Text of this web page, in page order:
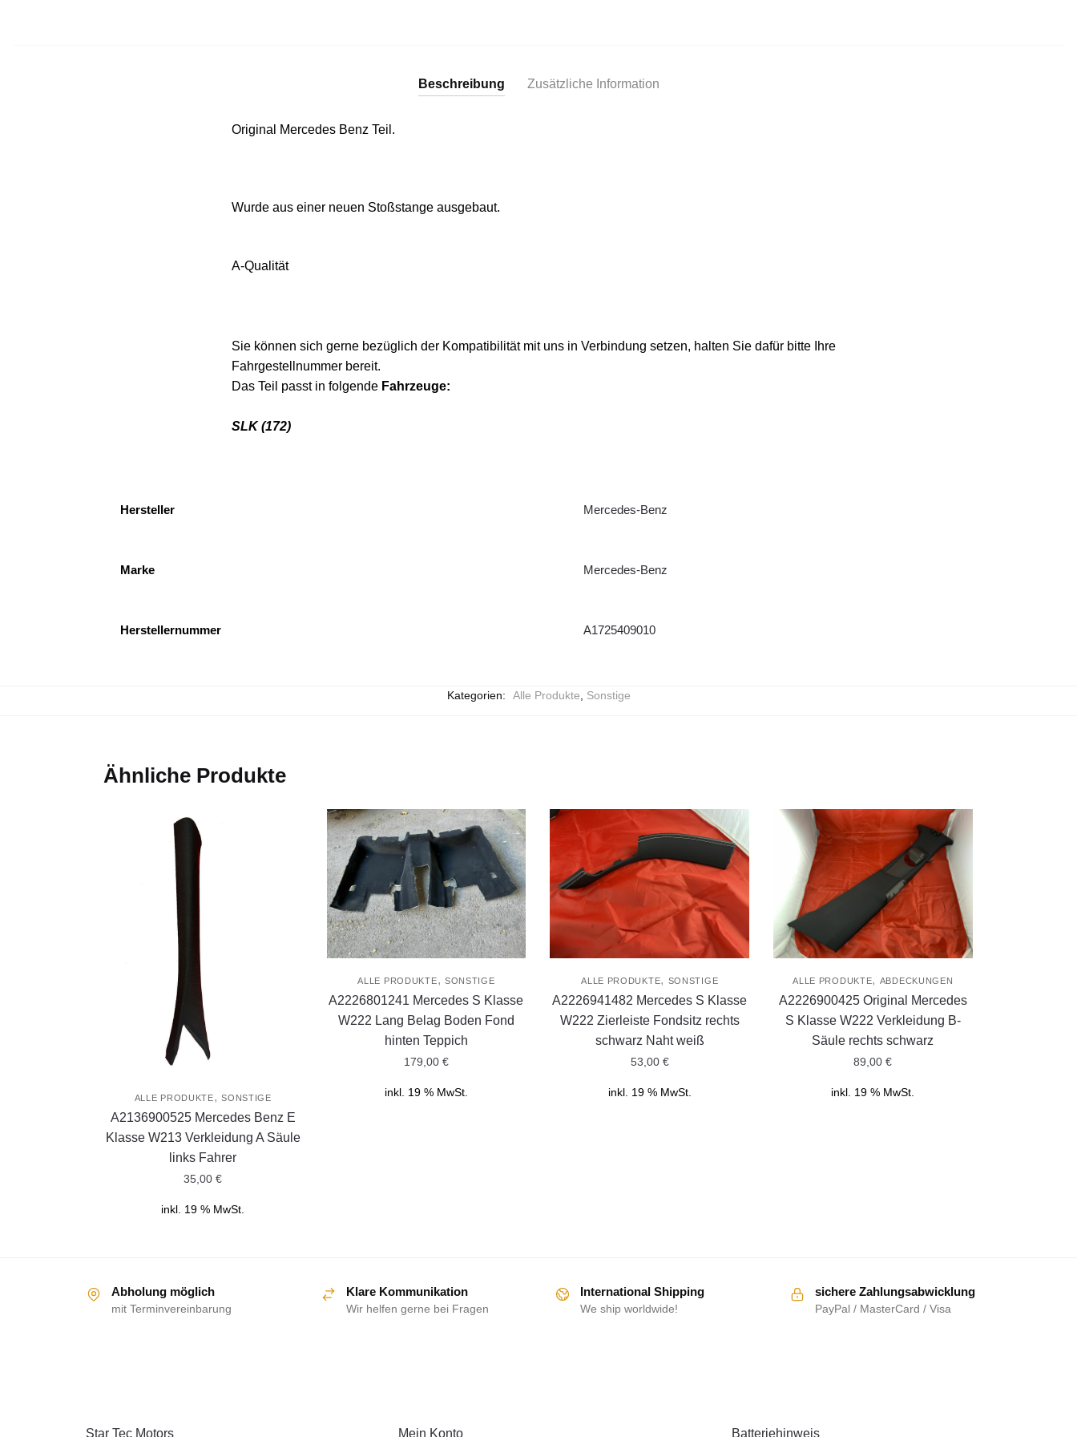
Beschreibung Zusätzliche Information
Original Mercedes Benz Teil.
Wurde aus einer neuen Stoßstange ausgebaut.
A-Qualität
Sie können sich gerne bezüglich der Kompatibilität mit uns in Verbindung setzen, halten Sie dafür bitte Ihre
Fahrgestellnummer bereit.
Das Teil passt in folgende Fahrzeuge:
SLK (172)
Hersteller Mercedes-Benz
Marke Mercedes-Benz
Herstellernummer A1725409010
Kategorien: Alle Produkte Sonstige
Ähnliche Produkte
ALLE PRODUKTE,SONSTIGE
A2136900525 Mercedes Benz E
Klasse W213 Verkleidung A Säule
links Fahrer
35,00€
inkl. 19 % MwSt.
ALLE PRODUKTE, SONSTIGE
A2226801241 Mercedes S Klasse
W222 Lang Belag Boden Fond
hinten Teppich
179,00 €
inkl. 19 % MwSt.
ALLE PRODUKTE, SONSTIGE
A2226941482 Mercedes S Klasse
W222 Zierleiste Fondsitz rechts
schwarz Naht weiß
53,00 €
inkl. 19 % MwSt.
ALLE PRODUKTE, ABDECKUNGEN
A2226900425 Original Mercedes
S Klasse W222 Verkleidung B-
Säule rechts schwarz
89,00€
inkl. 19 % MwSt.
Abholung möglich
mit Terminvereinbarung
Klare Kommunikation
Wir helfen gerne bei Fragen
International Shipping
We ship worldwide!
sichere Zahlungsabwicklung
PayPal / MasterCard / Visa
Star Tec Motors Mein Konto Batteriehinweis